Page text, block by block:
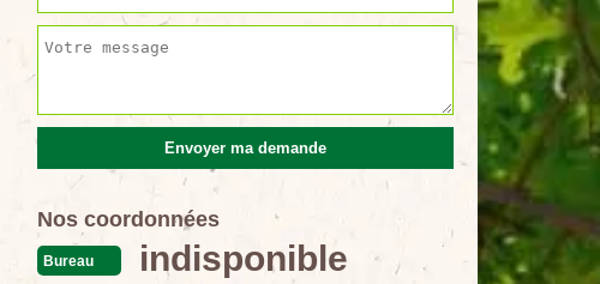
Nos coordonnées
Bureau indisponible